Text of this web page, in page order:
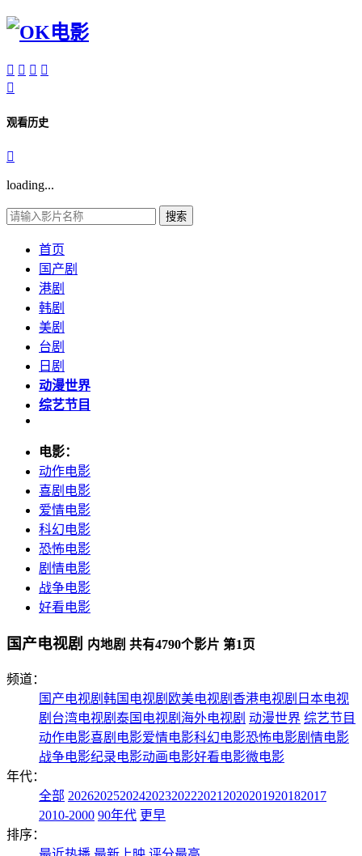
   

观看历史

loading...
搜索
首页
国产剧
港剧
韩剧
美剧
台剧
日剧
动漫世界
综艺节目
电影：
动作电影
喜剧电影
爱情电影
科幻电影
恐怖电影
剧情电影
战争电影
好看电影
国产电视剧 内地剧 共有4790个影片 第1 页
频道：
国产电视剧 韩国电视剧 欧美电视剧 香港电视剧 日本电视
剧 台湾电视剧 泰国电视剧 海外电视剧 动漫世界 综艺节目
动作电影喜剧电影爱情电影科幻电影恐怖电影剧情电影
战争电影纪录电影动画电影好看电影微电影
年代：
全部 202620252024202320222021 2020201920182017
2010-2000 90年代 更早
排序：